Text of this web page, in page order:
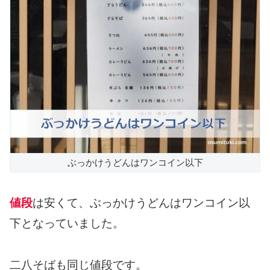
ぶっかけうどんはワンコイン以下
値段は安くて、ぶっかけうどんはワンコイン以
下となっていました。
二八そばも同じ値段です。